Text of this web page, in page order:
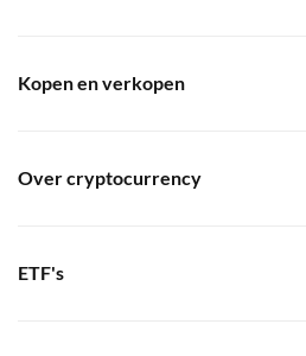
Kopen en verkopen
Over cryptocurrency
ETF's